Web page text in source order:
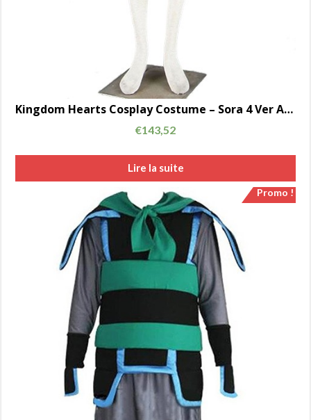
Kingdom Hearts Cosplay Costume – Sora 4 Ver AC00707 noir
€143,52
Lire la suite
Promo !